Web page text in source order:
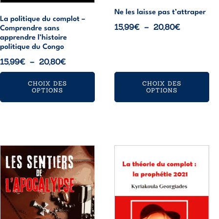
La politique du complot –
Comprendre sans
apprendre l’histoire
politique du Congo
15,99€ – 20,80€Plage
de
prix :
CHOIX DES
OPTIONS
page
du
produit
Ne les laisse pas t’attraper
15,99€ – 20,80€Plage
20,80€
CHOIX DES
OPTIONS
page
du
produit
plusieurs
variations.
Les
produit
plusieurs
variations.